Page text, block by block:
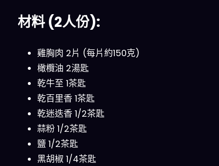
材料 (2人份):
雞胸肉 2片 (每片約150克)
橄欖油 2湯匙
乾牛至 1茶匙
乾百里香 1茶匙
乾迷迭香 1/2茶匙
蒜粉 1/2茶匙
鹽 1/2茶匙
黑胡椒 1/4茶匙